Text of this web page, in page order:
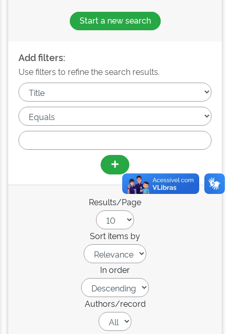
Start a new search
Add filters:
Use filters to refine the search results.
Results/Page
Sort items by
In order
Authors/record